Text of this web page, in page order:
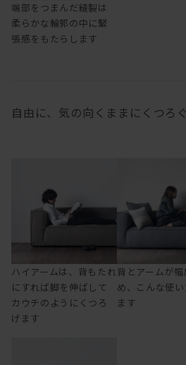
端部をつまんだ縫製は
柔らかな輪郭の中に緊
張感をもたらします
自由に、気の向くままにくつろぐ
ハイアームは、背もたれ
にすれば脚を伸ばして
カウチのようにくつろ
げます
背とアームが幅
め、こんな使い
ます